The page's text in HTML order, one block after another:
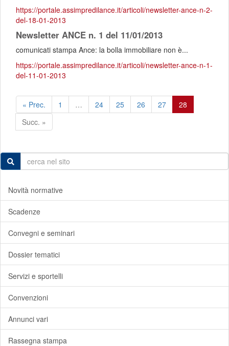
https://portale.assimpredilance.it/articoli/newsletter-ance-n-2-
del-18-01-2013
Newsletter ANCE n. 1 del 11/01/2013
comunicati stampa Ance: la bolla immobiliare non è...
https://portale.assimpredilance.it/articoli/newsletter-ance-n-1-
del-11-01-2013
« Prec. 1 … 24 25 26 27
28
Succ. »
Novità normative
Scadenze
Convegni e seminari
Dossier tematici
Servizi e sportelli
Convenzioni
Annunci vari
Rassegna stampa